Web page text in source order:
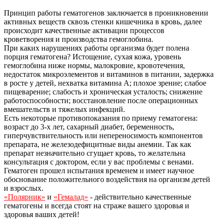
Принцип работы гематогенов заключается в проникновении
активных веществ сквозь стенки кишечника в кровь, далее
происходит качественные активации процессов
кроветворения и производства гемоглобина.
При каких нарушениях работы организма будет полена
порция гематогена? Истощение, сухая кожа, уровень
гемоглобина ниже нормы, малокровие, кровотечения,
недостаток микроэлементов и витаминов в питании, задержка
в росте у детей, нехватка витамина А; плохое зрение; слабое
пищеварение; слабость и хроническая усталость; снижение
работоспособности; восстановление после операционных
вмешательств и тяжелых инфекций.
Есть некоторые противопоказания по приему гематогена:
возраст до 3-х лет, сахарный диабет, беременность,
гиперчувствительность или непереносимость компонентов
препарата, не железодефицитные виды анемии. Так как
препарат незначительно сгущает кровь, то желательна
консультация с доктором, если у вас проблемы с венами.
Гематоген прошел испытания временем и имеет научное
обоснование положительного воздействия на организм детей
и взрослых.
«Полярник» и «Гемалад» - действительно качественные
гематогены и всегда стоят на страже вашего здоровья и
здоровья ваших детей!